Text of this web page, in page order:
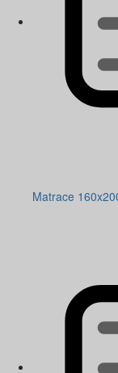
Matrace